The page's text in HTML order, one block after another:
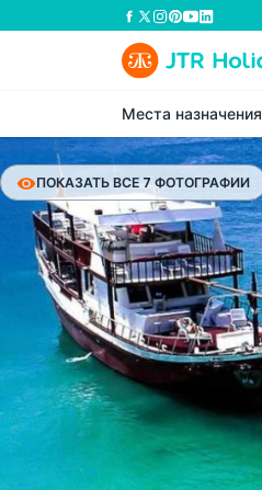
Места назначения
ПОКАЗАТЬ ВСЕ 7 ФОТОГРАФИИ